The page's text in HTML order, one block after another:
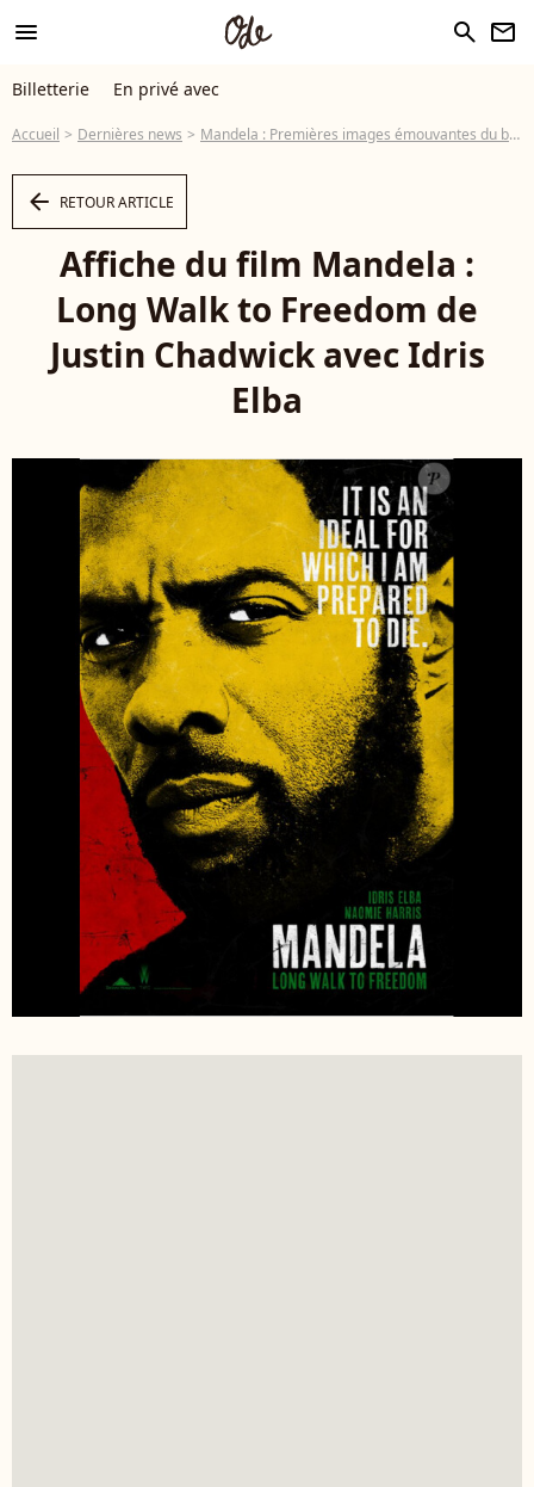
menu search newsletter
Billetterie En privé avec
Accueil Dernières news Mandela : Premières images émouvantes du biopic avec Idris Elba
arrow_left RETOUR ARTICLE
Affiche du film Mandela :
Long Walk to Freedom de
Justin Chadwick avec Idris
Elba